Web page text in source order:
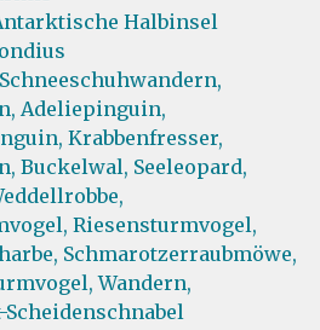
Halbinsel
Schneeschuhwandern,
Adeliepinguin,
Krabbenfresser,
Buckelwal, Seeleopard,
Riesensturmvogel,
Schmarotzerraubmöwe,
Wandern,